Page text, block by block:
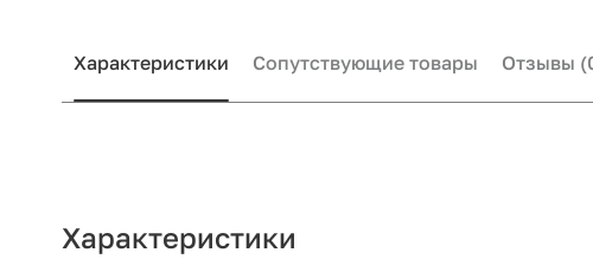
Характеристики Сопутствующие товары Отзывы
Характеристики